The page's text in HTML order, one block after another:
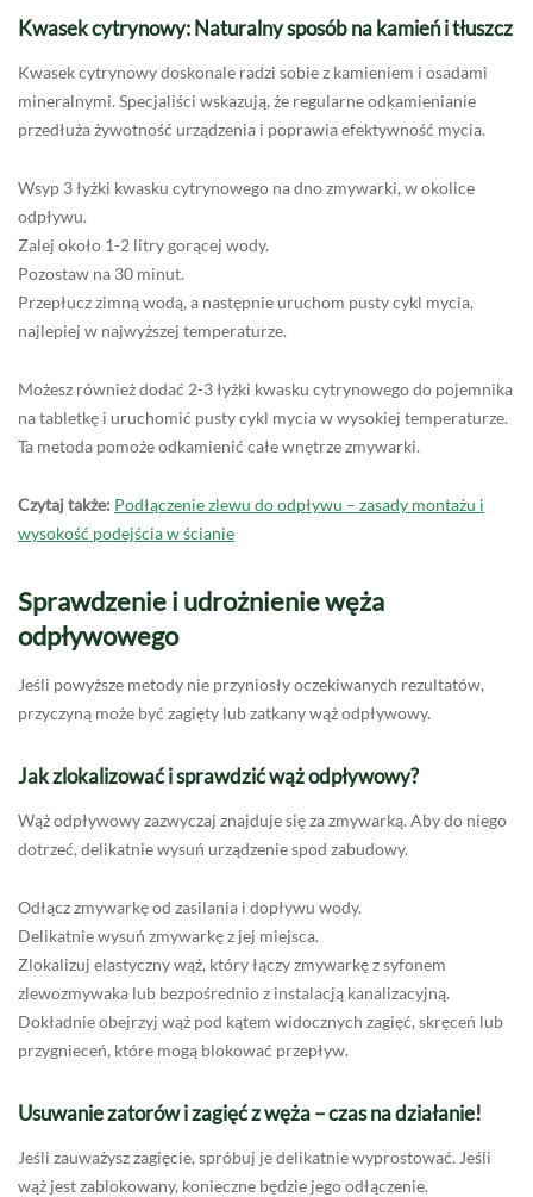
Kwasek cytrynowy: Naturalny sposób na kamień i tłuszcz
Kwasek cytrynowy doskonale radzi sobie z kamieniem i osadami
mineralnymi. Specjaliści wskazują, że regularne odkamienianie
przedłuża żywotność urządzenia i poprawia efektywność mycia.
Wsyp 3 łyżki kwasku cytrynowego na dno zmywarki, w okolice
odpływu.
Zalej około 1-2 litry gorącej wody.
Pozostaw na 30 minut.
Przepłucz zimną wodą, a następnie uruchom pusty cykl mycia,
najlepiej w najwyższej temperaturze.
Możesz również dodać 2-3 łyżki kwasku cytrynowego do pojemnika
na tabletkę i uruchomić pusty cykl mycia w wysokiej temperaturze.
Ta metoda pomoże odkamienić całe wnętrze zmywarki.
Czytaj także: Podłączenie zlewu do odpływu – zasady montażu i
wysokość podejścia w ścianie
Sprawdzenie i udrożnienie węża
odpływowego
Jeśli powyższe metody nie przyniosły oczekiwanych rezultatów,
przyczyną może być zagięty lub zatkany wąż odpływowy.
Jak zlokalizować i sprawdzić wąż odpływowy?
Wąż odpływowy zazwyczaj znajduje się za zmywarką. Aby do niego
dotrzeć, delikatnie wysuń urządzenie spod zabudowy.
Odłącz zmywarkę od zasilania i dopływu wody.
Delikatnie wysuń zmywarkę z jej miejsca.
Zlokalizuj elastyczny wąż, który łączy zmywarkę z syfonem
zlewozmywaka lub bezpośrednio z instalacją kanalizacyjną.
Dokładnie obejrzyj wąż pod kątem widocznych zagięć, skręceń lub
przygnieceń, które mogą blokować przepływ.
Usuwanie zatorów i zagięć z węża – czas na działanie!
Jeśli zauważysz zagięcie, spróbuj je delikatnie wyprostować. Jeśli
wąż jest zablokowany, konieczne będzie jego odłączenie.